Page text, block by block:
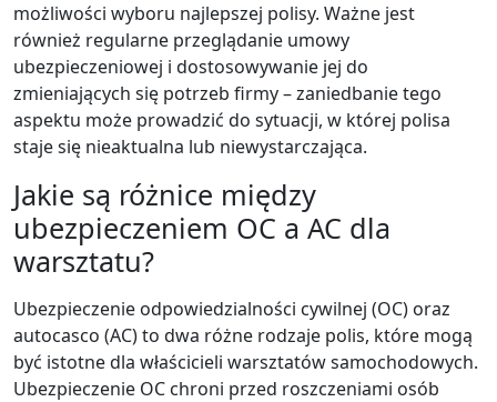
możliwości wyboru najlepszej polisy. Ważne jest
również regularne przeglądanie umowy
ubezpieczeniowej i dostosowywanie jej do
zmieniających się potrzeb firmy – zaniedbanie tego
aspektu może prowadzić do sytuacji, w której polisa
staje się nieaktualna lub niewystarczająca.
Jakie są różnice między
ubezpieczeniem OC a AC dla
warsztatu?
Ubezpieczenie odpowiedzialności cywilnej (OC) oraz
autocasco (AC) to dwa różne rodzaje polis, które mogą
być istotne dla właścicieli warsztatów samochodowych.
Ubezpieczenie OC chroni przed roszczeniami osób